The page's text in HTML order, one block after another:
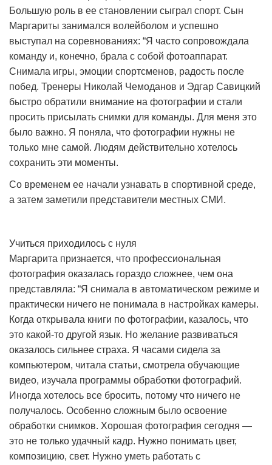
Большую роль в ее становлении сыграл спорт. Сын
Маргариты занимался волейболом и успешно
выступал на соревнованиях: “Я часто сопровождала
команду и, конечно, брала с собой фотоаппарат.
Снимала игры, эмоции спортсменов, радость после
побед. Тренеры Николай Чемоданов и Эдгар Савицкий
быстро обратили внимание на фотографии и стали
просить присылать снимки для команды. Для меня это
было важно. Я поняла, что фотографии нужны не
только мне самой. Людям действительно хотелось
сохранить эти моменты.
Со временем ее начали узнавать в спортивной среде,
а затем заметили представители местных СМИ.
Учиться приходилось с нуля
Маргарита признается, что профессиональная
фотография оказалась гораздо сложнее, чем она
представляла: “Я снимала в автоматическом режиме и
практически ничего не понимала в настройках камеры.
Когда открывала книги по фотографии, казалось, что
это какой-то другой язык. Но желание развиваться
оказалось сильнее страха. Я часами сидела за
компьютером, читала статьи, смотрела обучающие
видео, изучала программы обработки фотографий.
Иногда хотелось все бросить, потому что ничего не
получалось. Особенно сложным было освоение
обработки снимков. Хорошая фотография сегодня —
это не только удачный кадр. Нужно понимать цвет,
композицию, свет. Нужно уметь работать с